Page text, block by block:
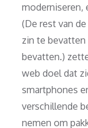
moderniseren,
(De rest van
zin te
bevatten.)
web doel dat
smartphones
verschillende
nemen om